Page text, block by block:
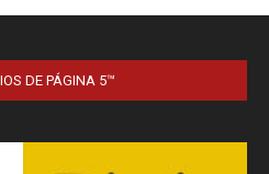
DE PÁGINA 5™